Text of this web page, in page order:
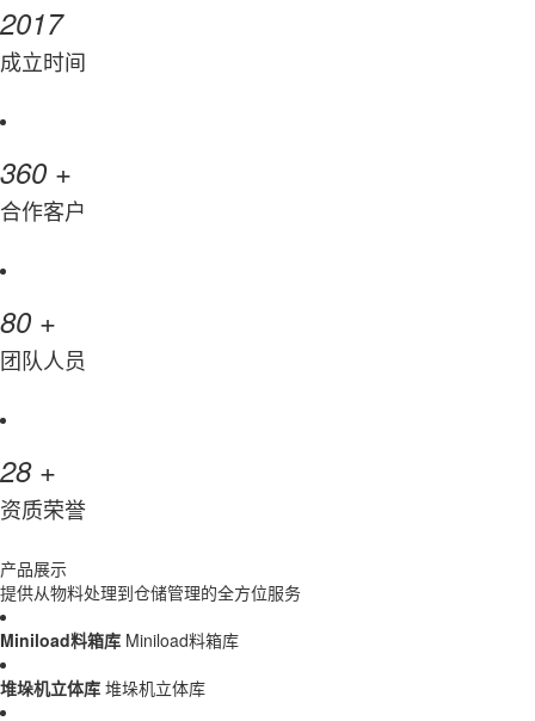
2017
成立时间
360 +
合作客户
80 +
团队人员
28 +
资质荣誉
产品展示
提供从物料处理到仓储管理的全方位服务
Miniload料箱库 Miniload料箱库
堆垛机立体库 堆垛机立体库